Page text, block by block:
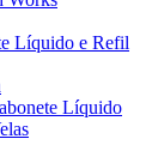
Líquido e Refil
Líquido